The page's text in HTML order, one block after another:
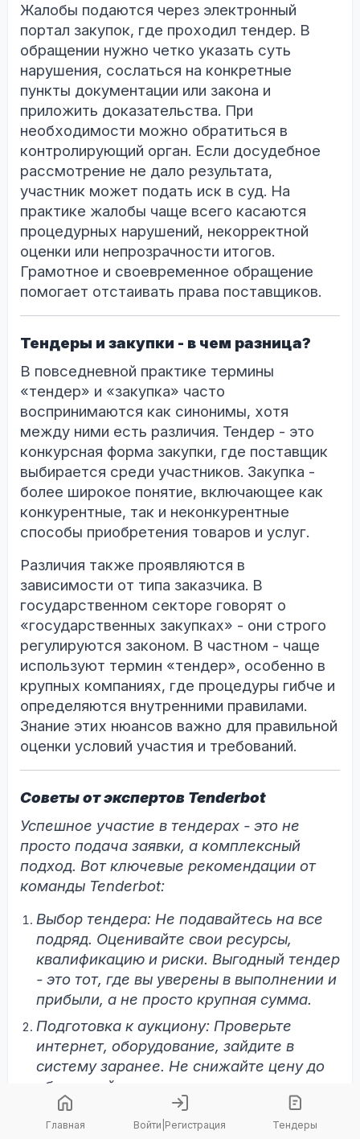
Главная Войти Регистрация Тендеры
Жалобы подаются через электронный
портал закупок, где проходил тендер. В
обращении нужно четко указать суть
нарушения, сослаться на конкретные
пункты документации или закона и
приложить доказательства. При
необходимости можно обратиться в
контролирующий орган. Если досудебное
рассмотрение не дало результата,
участник может подать иск в суд. На
практике жалобы чаще всего касаются
процедурных нарушений, некорректной
оценки или непрозрачности итогов.
Грамотное и своевременное обращение
помогает отстаивать права поставщиков.
Тендеры и закупки - в чем разница?
В повседневной практике термины
«тендер» и «закупка» часто
воспринимаются как синонимы, хотя
между ними есть различия. Тендер - это
конкурсная форма закупки, где поставщик
выбирается среди участников. Закупка -
более широкое понятие, включающее как
конкурентные, так и неконкурентные
способы приобретения товаров и услуг.
Различия также проявляются в
зависимости от типа заказчика. В
государственном секторе говорят о
«государственных закупках» - они строго
регулируются законом. В частном - чаще
используют термин «тендер», особенно в
крупных компаниях, где процедуры гибче и
определяются внутренними правилами.
Знание этих нюансов важно для правильной
оценки условий участия и требований.
Советы от экспертов Tenderbot
Успешное участие в тендерах - это не
просто подача заявки, а комплексный
подход. Вот ключевые рекомендации от
команды Tenderbot:
Выбор тендера: Не подавайтесь на все
подряд. Оценивайте свои ресурсы,
квалификацию и риски. Выгодный тендер
- это тот, где вы уверены в выполнении и
прибыли, а не просто крупная сумма.
Подготовка к аукциону: Проверьте
интернет, оборудование, зайдите в
систему заранее. Не снижайте цену до
убыточной - иногда лучше проиграть,
чем потерять деньги и репутацию.
Если тендер не состоялся: Не опускайте